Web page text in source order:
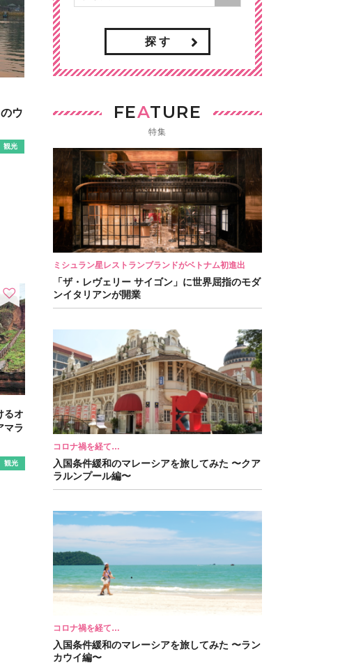
ウ
観光
るオ
マラ
観光
探 す
FEATURE
特集
ミシュラン星レストランブランドがベトナム初進出
「ザ・レヴェリー サイゴン」に世界屈指のモダ
ンイタリアンが開業
コロナ禍を経て…
入国条件緩和のマレーシアを旅してみた 〜クア
ラルンプール編〜
コロナ禍を経て…
入国条件緩和のマレーシアを旅してみた 〜ラン
カウイ編〜